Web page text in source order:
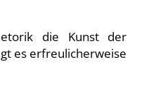
die Kunst der
es erfreulicherweise